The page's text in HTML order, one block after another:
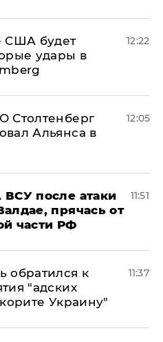
США будет
удары в
12:22
Столтенберг
Альянса в
12:05
после атаки
прячась от
части РФ
11:51
обратился к
"адских
Украину"
11:37